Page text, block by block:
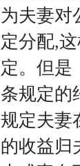
为夫妻对
定分配,
定。但是
条规定的
规定夫妻
的收益归